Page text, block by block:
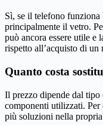
Sì, se il telefono
principalmente il vetro.
può ancora essere utile e
rispetto all’acquisto di un
Quanto costa
Il prezzo dipende dal tipo
componenti utilizzati. Per
più soluzioni nella